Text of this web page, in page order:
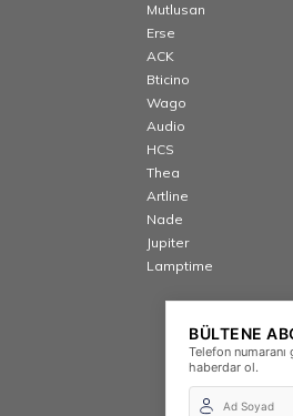
Mutlusan
Erse
ACK
Bticino
Wago
Audio
HCS
Thea
Artline
Nade
Jupiter
Lamptime
BÜLTENE
Telefon
haberdar ol.